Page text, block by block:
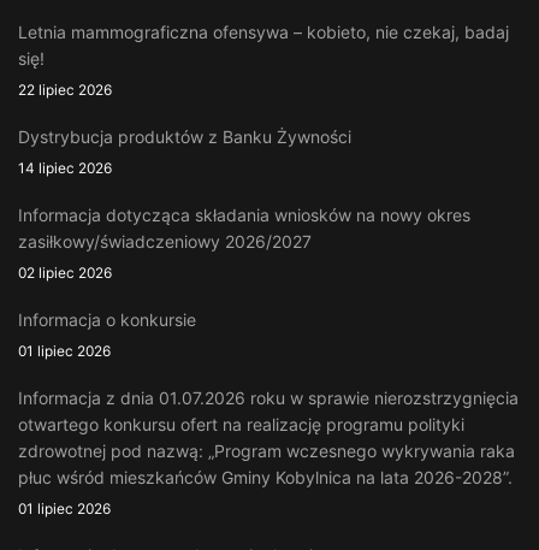
Letnia mammograficzna ofensywa – kobieto, nie czekaj, badaj
się!
22 lipiec 2026
Dystrybucja produktów z Banku Żywności
14 lipiec 2026
Informacja dotycząca składania wniosków na nowy okres
zasiłkowy/świadczeniowy 2026/2027
02 lipiec 2026
Informacja o konkursie
01 lipiec 2026
Informacja z dnia 01.07.2026 roku w sprawie nierozstrzygnięcia
otwartego konkursu ofert na realizację programu polityki
zdrowotnej pod nazwą: „Program wczesnego wykrywania raka
płuc wśród mieszkańców Gminy Kobylnica na lata 2026-2028”.
01 lipiec 2026